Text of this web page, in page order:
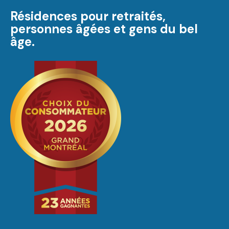
Résidences pour retraités,
personnes âgées et gens du bel
âge.